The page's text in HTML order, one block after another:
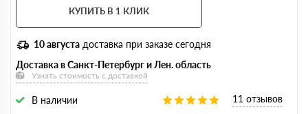
КУПИТЬ В 1 КЛИК
10 августа доставка при заказе сегодня
Доставка в Санкт-Петербург и Лен. область
Узнать стоимость с доставкой
В наличии 11 отзывов